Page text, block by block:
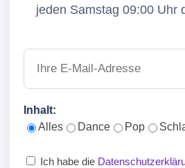
jeden Samstag 09:00 Uhr
Inhalt:
Alles
Dance Pop
Ich habe die